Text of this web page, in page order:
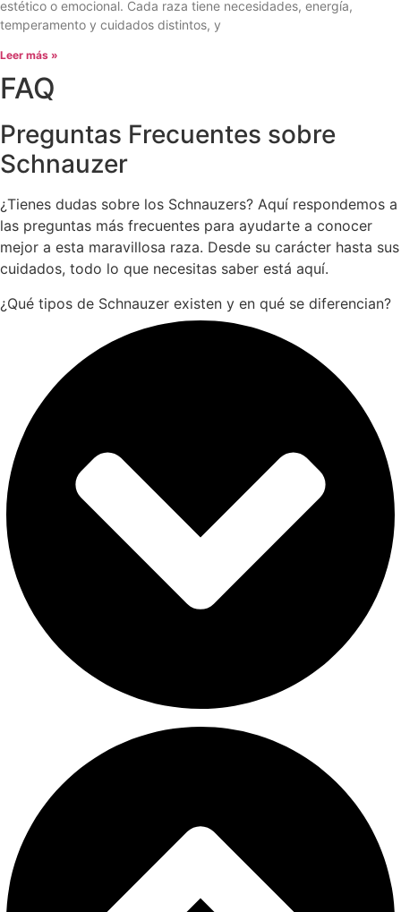
estético o emocional. Cada raza tiene necesidades, energía,
temperamento y cuidados distintos, y
Leer más »
FAQ
Preguntas Frecuentes sobre
Schnauzer
¿Tienes dudas sobre los Schnauzers? Aquí respondemos a
las preguntas más frecuentes para ayudarte a conocer
mejor a esta maravillosa raza. Desde su carácter hasta sus
cuidados, todo lo que necesitas saber está aquí.
¿Qué tipos de Schnauzer existen y en qué se diferencian?